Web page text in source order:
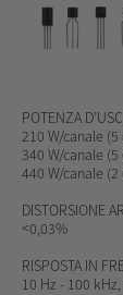
POTENZA
210 W/canale (5
340 W/canale (5
440 W/canale (2
DISTORSIONE
<0,03%
RISPOSTA IN
10 Hz - 100